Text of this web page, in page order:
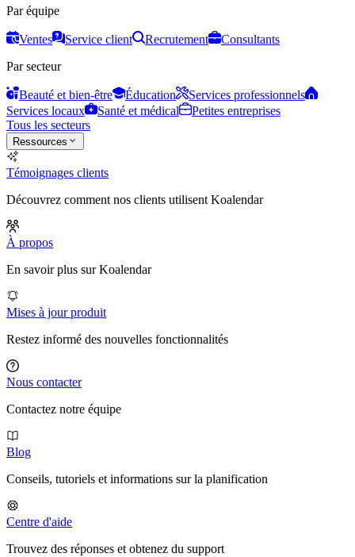
Par équipe
Ventes Service client Recrutement
Consultants
Par secteur
Beauté et bien-être Éducation
Services professionnels
Services locaux
Santé et médical
Petites entreprises
Tous les secteurs
Ressources
Témoignages clients
Découvrez comment nos clients utilisent Koalendar
À propos
En savoir plus sur Koalendar
Mises à jour produit
Restez informé des nouvelles fonctionnalités
Nous contacter
Contactez notre équipe
Blog
Conseils, tutoriels et informations sur la planification
Centre d'aide
Trouvez des réponses et obtenez du support